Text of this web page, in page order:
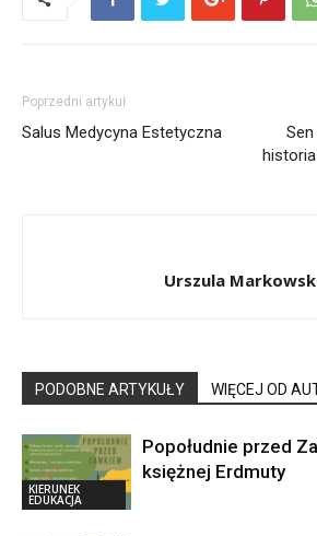
Poprzedni artykuł
Salus Medycyna Estetyczna
Urszula
PODOBNE ARTYKUŁY WIĘCEJ OD
KIERUNEK
EDUKACJA
Popołudnie przed
księżnej Erdmuty